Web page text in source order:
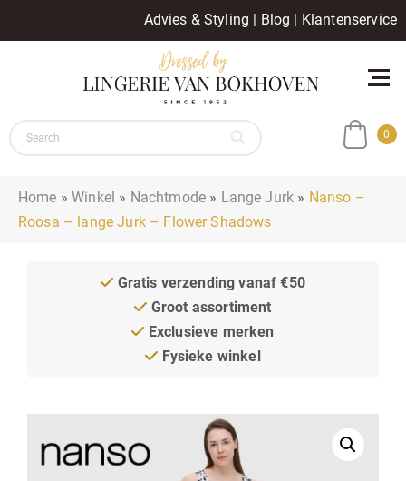
Advies & Styling | Blog | Klantenservice
0
Home »Winkel » Nachtmode » Lange Jurk » Nanso –
Roosa – lange Jurk – Flower Shadows
Gratis verzending vanaf €50
Groot assortiment
Exclusieve merken
Fysieke winkel